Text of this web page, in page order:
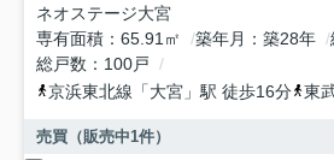
ネオステージ大宮
専有面積
65.91㎡ 築年月 築28年
総戸数
100戸
京浜東北線 「大宮 」駅 徒歩16分 東
売買（販売中1件）